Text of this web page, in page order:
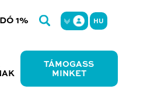
1% HU
TÁMOGASS
MINKET